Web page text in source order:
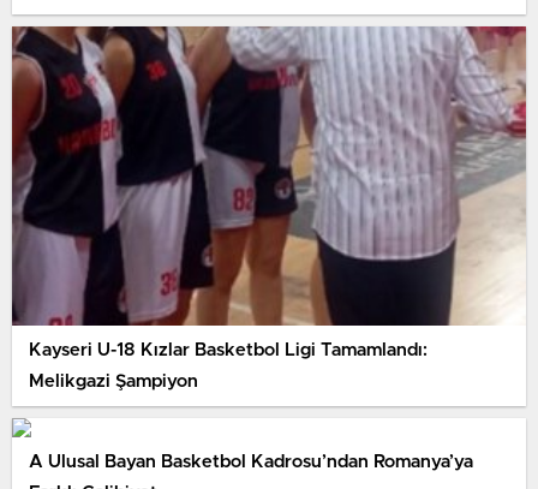
Kayseri U-18 Kızlar Basketbol Ligi Tamamlandı:
Melikgazi Şampiyon
A Ulusal Bayan Basketbol Kadrosu’ndan Romanya’ya